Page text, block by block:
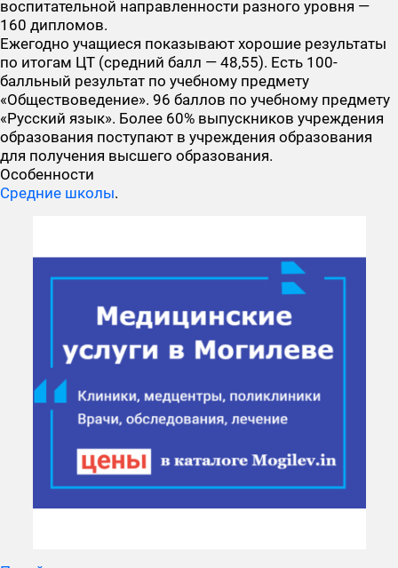
воспитательной направленности разного уровня —
160 дипломов.
Ежегодно учащиеся показывают хорошие результаты
по итогам ЦТ (средний балл — 48,55). Есть 100-
балльный результат по учебному предмету
«Обществоведение». 96 баллов по учебному предмету
«Русский язык». Более 60% выпускников учреждения
образования поступают в учреждения образования
для получения высшего образования.
Особенности
Средние школы.